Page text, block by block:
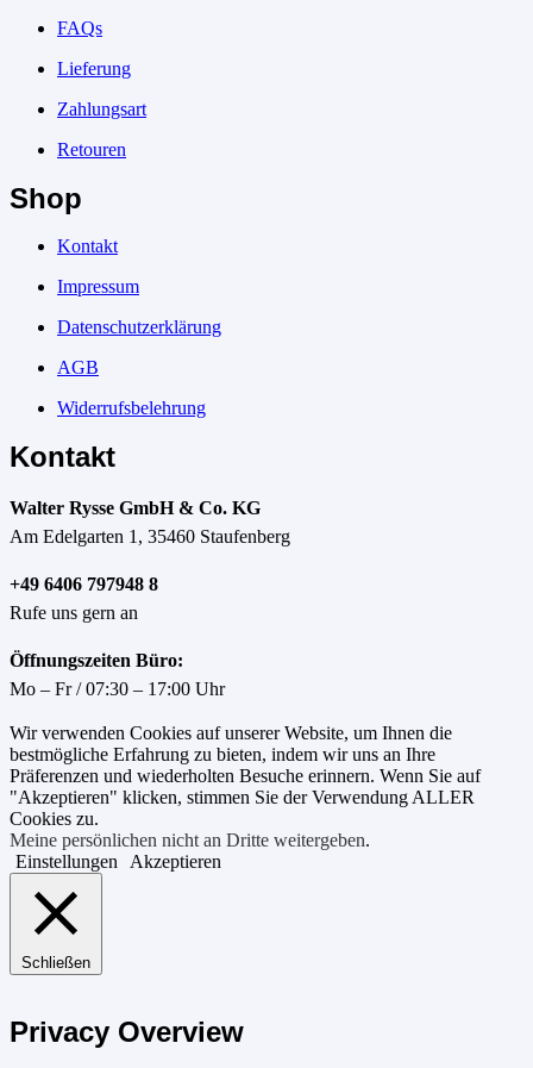
FAQs
Lieferung
Zahlungsart
Retouren
Shop
Kontakt
Impressum
Datenschutzerklärung
AGB
Widerrufsbelehrung
Kontakt
Walter Rysse GmbH & Co. KG
Am Edelgarten 1, 35460 Staufenberg
+49 6406 797948 8
Rufe uns gern an
Öffnungszeiten Büro:
Mo – Fr / 07:30 – 17:00 Uhr
Wir verwenden Cookies auf unserer Website, um Ihnen die
bestmögliche Erfahrung zu bieten, indem wir uns an Ihre
Präferenzen und wiederholten Besuche erinnern. Wenn Sie auf
"Akzeptieren" klicken, stimmen Sie der Verwendung ALLER
Cookies zu.
Meine persönlichen nicht an Dritte weitergeben.
Einstellungen
Akzeptieren
Schließen
Privacy Overview